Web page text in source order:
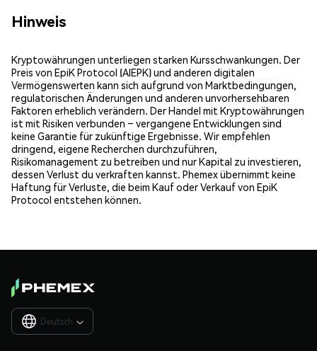
Hinweis
Kryptowährungen unterliegen starken Kursschwankungen. Der
Preis von EpiK Protocol (AIEPK) und anderen digitalen
Vermögenswerten kann sich aufgrund von Marktbedingungen,
regulatorischen Änderungen und anderen unvorhersehbaren
Faktoren erheblich verändern. Der Handel mit Kryptowährungen
ist mit Risiken verbunden – vergangene Entwicklungen sind
keine Garantie für zukünftige Ergebnisse. Wir empfehlen
dringend, eigene Recherchen durchzuführen,
Risikomanagement zu betreiben und nur Kapital zu investieren,
dessen Verlust du verkraften kannst. Phemex übernimmt keine
Haftung für Verluste, die beim Kauf oder Verkauf von EpiK
Protocol entstehen können.
Deutsch 